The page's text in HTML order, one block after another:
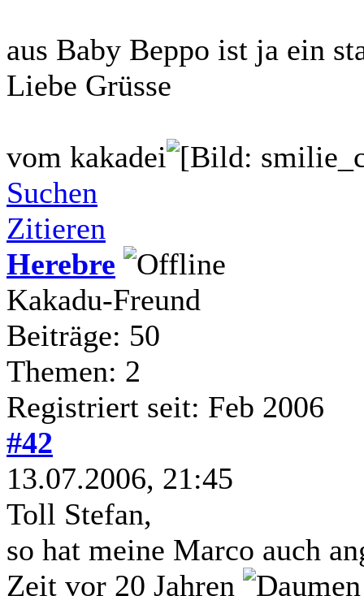
aus Baby Beppo ist ja ein
Liebe Grüsse
vom kakadei
Suchen
Zitieren
Herebre
Kakadu-Freund
Beiträge: 50
Themen: 2
Registriert seit: Feb 2006
#42
13.07.2006, 21:45
Toll Stefan,
so hat meine Marco auch
Zeit vor 20 Jahren